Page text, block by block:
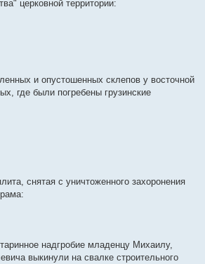
церковной территории:
и опустошенных склепов у восточной
где были погребены грузинские
снятая с уничтоженного захоронения
надгробие младенцу Михаилу,
выкинули на свалке строительного